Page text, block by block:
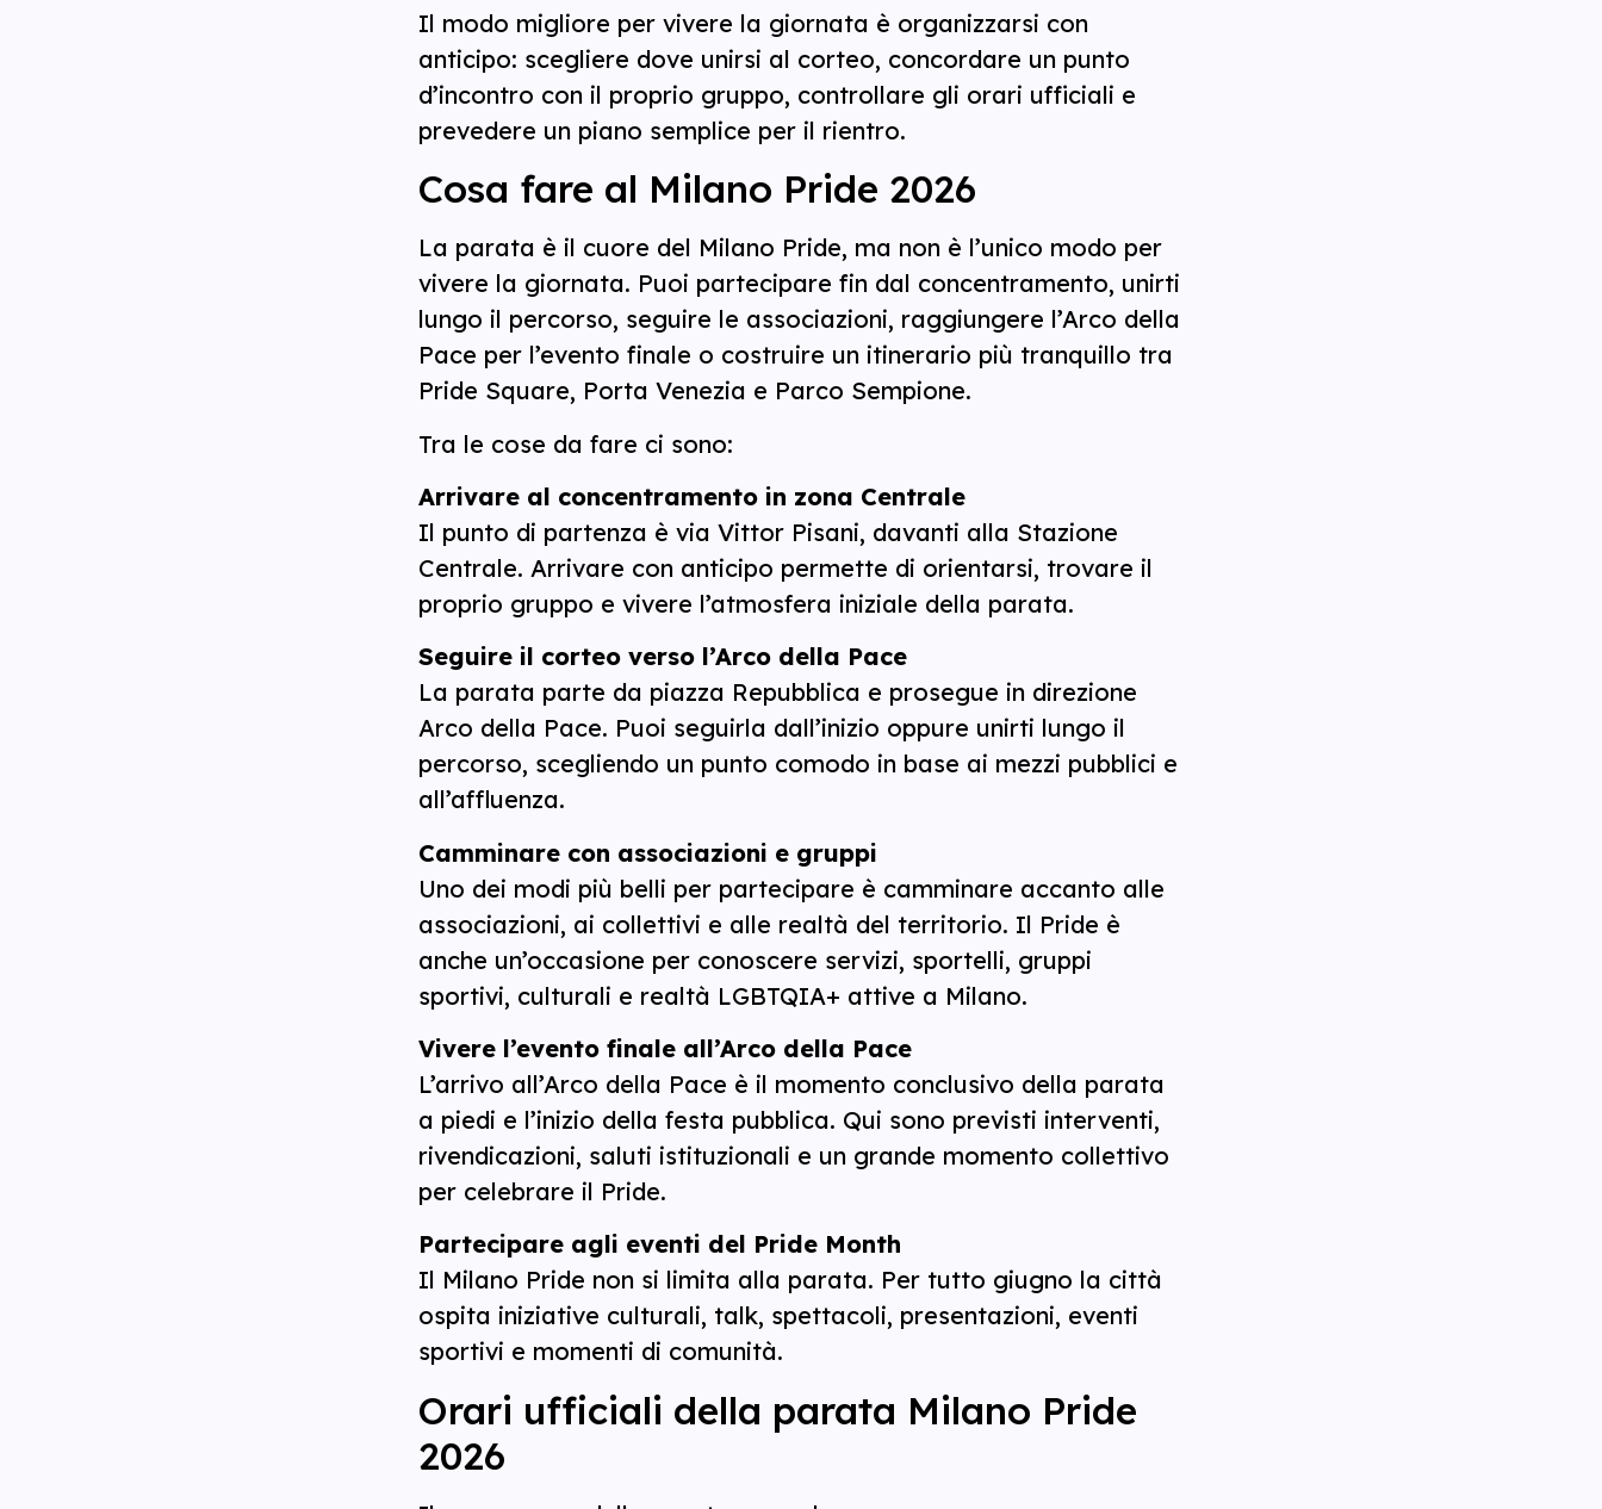
Il modo migliore per vivere la giornata è organizzarsi con
anticipo: scegliere dove unirsi al corteo, concordare un punto
d’incontro con il proprio gruppo, controllare gli orari ufficiali e
prevedere un piano semplice per il rientro.
Cosa fare al Milano Pride 2026
La parata è il cuore del Milano Pride, ma non è l’unico modo per
vivere la giornata. Puoi partecipare fin dal concentramento, unirti
lungo il percorso, seguire le associazioni, raggiungere l’Arco della
Pace per l’evento finale o costruire un itinerario più tranquillo tra
Pride Square, Porta Venezia e Parco Sempione.
Tra le cose da fare ci sono:
Arrivare al concentramento in zona Centrale
Il punto di partenza è via Vittor Pisani, davanti alla Stazione
Centrale. Arrivare con anticipo permette di orientarsi, trovare il
proprio gruppo e vivere l’atmosfera iniziale della parata.
Seguire il corteo verso l’Arco della Pace
La parata parte da piazza Repubblica e prosegue in direzione
Arco della Pace. Puoi seguirla dall’inizio oppure unirti lungo il
percorso, scegliendo un punto comodo in base ai mezzi pubblici e
all’affluenza.
Camminare con associazioni e gruppi
Uno dei modi più belli per partecipare è camminare accanto alle
associazioni, ai collettivi e alle realtà del territorio. Il Pride è
anche un’occasione per conoscere servizi, sportelli, gruppi
sportivi, culturali e realtà LGBTQIA+ attive a Milano.
Vivere l’evento finale all’Arco della Pace
L’arrivo all’Arco della Pace è il momento conclusivo della parata
a piedi e l’inizio della festa pubblica. Qui sono previsti interventi,
rivendicazioni, saluti istituzionali e un grande momento collettivo
per celebrare il Pride.
Partecipare agli eventi del Pride Month
Il Milano Pride non si limita alla parata. Per tutto giugno la città
ospita iniziative culturali, talk, spettacoli, presentazioni, eventi
sportivi e momenti di comunità.
Orari ufficiali della parata Milano Pride
2026